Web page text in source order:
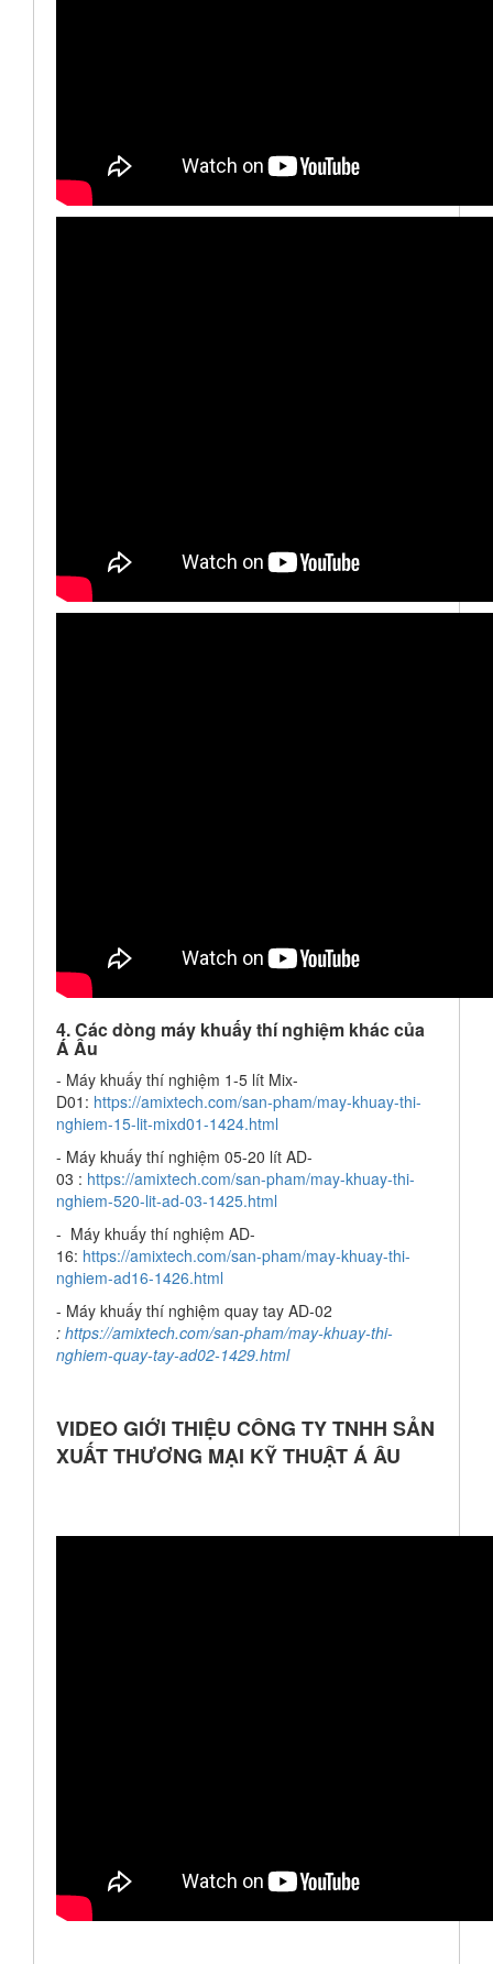
4. Các dòng máy khuấy thí nghiệm khác của
Á Âu
- Máy khuấy thí nghiệm 1-5 lít Mix-
D01: https://amixtech.com/san-pham/may-khuay-thi-
nghiem-15-lit-mixd01-1424.html
- Máy khuấy thí nghiệm 05-20 lít AD-
03 : https://amixtech.com/san-pham/may-khuay-thi-
nghiem-520-lit-ad-03-1425.html
- Máy khuấy thí nghiệm AD-
16: https://amixtech.com/san-pham/may-khuay-thi-
nghiem-ad16-1426.html
- Máy khuấy thí nghiệm quay tay AD-02
: https://amixtech.com/san-pham/may-khuay-thi-
nghiem-quay-tay-ad02-1429.html
VIDEO GIỚI THIỆU CÔNG TY TNHH SẢN
XUẤT THƯƠNG MẠI KỸ THUẬT Á ÂU